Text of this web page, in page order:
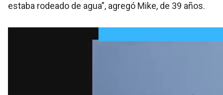
estaba rodeado de agua”, agregó Mike, de 39 años.